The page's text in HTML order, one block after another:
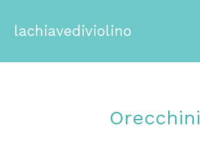
lachiavediviolino
Orecchini